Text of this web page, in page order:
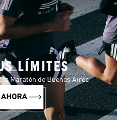
LÍMITES
Maratón de Buenos Aires